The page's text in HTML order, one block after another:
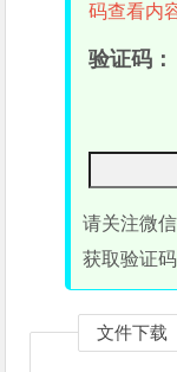
码查看内
验证码：
请关注微
获取验证码
文件下载